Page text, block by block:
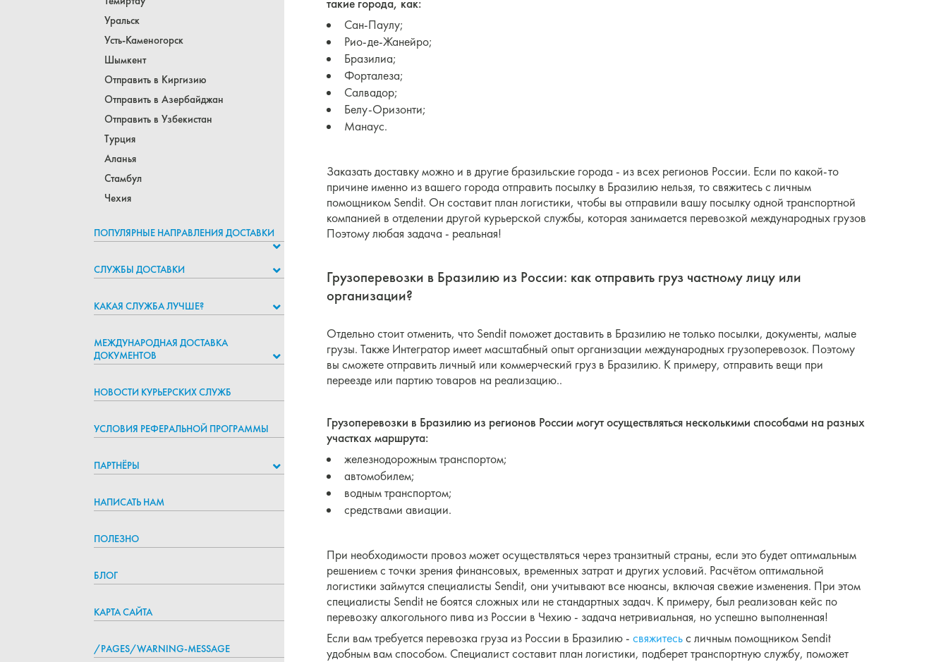
Уральск
Усть-Каменогорск
Шымкент
Отправить в Киргизию
Отправить в Азербайджан
Отправить в Узбекистан
Турция
Аланья
Стамбул
Чехия
ПОПУЛЯРНЫЕ НАПРАВЛЕНИЯ ДОСТАВКИ
СЛУЖБЫ ДОСТАВКИ
КАКАЯ СЛУЖБА ЛУЧШЕ?
МЕЖДУНАРОДНАЯ ДОСТАВКА
ДОКУМЕНТОВ
НОВОСТИ КУРЬЕРСКИХ СЛУЖБ
УСЛОВИЯ РЕФЕРАЛЬНОЙ ПРОГРАММЫ
ПАРТНЁРЫ
НАПИСАТЬ НАМ
ПОЛЕЗНО
БЛОГ
КАРТА САЙТА
/PAGES/WARNING-MESSAGE
такие города, как:
Сан-Паулу;
Рио-де-Жанейро;
Бразилиа;
Форталеза;
Салвадор;
Белу-Оризонти;
Манаус.
Заказать доставку можно и в другие бразильские города - из всех регионов России. Если по какой-то
причине именно из вашего города отправить посылку в Бразилию нельзя, то свяжитесь с личным
помощником Sendit. Он составит план логистики, чтобы вы отправили вашу посылку одной транспортной
компанией в отделении другой курьерской службы, которая занимается перевозкой международных грузов
Поэтому любая задача - реальная!
Грузоперевозки в Бразилию из России: как отправить груз частному лицу или
организации?
Отдельно стоит отменить, что Sendit поможет доставить в Бразилию не только посылки, документы, малые
грузы. Также Интегратор имеет масштабный опыт организации международных грузоперевозок. Поэтому
вы сможете отправить личный или коммерческий груз в Бразилию. К примеру, отправить вещи при
переезде или партию товаров на реализацию..
Грузоперевозки в Бразилию из регионов России могут осуществляться несколькими способами на разных
участках маршрута:
железнодорожным транспортом;
автомобилем;
водным транспортом;
средствами авиации.
При необходимости провоз может осуществляться через транзитный страны, если это будет оптимальным
решением с точки зрения финансовых, временных затрат и других условий. Расчётом оптимальной
логистики займутся специалисты Sendit, они учитывают все нюансы, включая свежие изменения. При этом
специалисты Sendit не боятся сложных или не стандартных задач. К примеру, был реализован кейс по
перевозку алкогольного пива из России в Чехию - задача нетривиальная, но успешно выполненная!
Если вам требуется перевозка груза из России в Бразилию -свяжитесьс личным помощником Sendit
удобным вам способом. Специалист составит план логистики, подберет транспортную службу, поможет